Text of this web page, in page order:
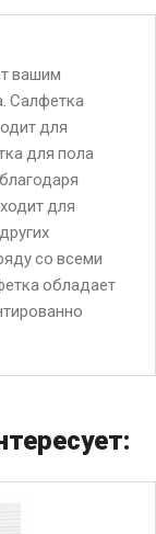
вашим
Салфетка
для
для пола
для
со всеми
обладает